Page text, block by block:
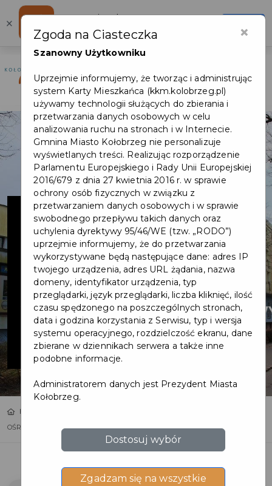
× Karta Mieszkańca
Szybciej, wygodniej, zawsze pod ręką
Logowanie/Rejestracja
OŚRODEK
SANATORYJNO
POSEJDON
Home
OŚRODEK SANATORYJNO - WYPOCZYNKOWY POSEJDON
×
Zgoda na Ciasteczka
Szanowny Użytkowniku
Uprzejmie informujemy, że tworząc i administrując
system Karty Mieszkańca (kkm.kolobrzeg.pl)
używamy technologii służących do zbierania i
przetwarzania danych osobowych w celu
analizowania ruchu na stronach i w Internecie.
Gmnina Miasto Kołobrzeg nie personalizuje
wyświetlanych treści. Realizując rozporządzenie
Parlamentu Europejskiego i Rady Unii Europejskiej
2016/679 z dnia 27 kwietnia 2016 r. w sprawie
ochrony osób fizycznych w związku z
przetwarzaniem danych osobowych i w sprawie
swobodnego przepływu takich danych oraz
uchylenia dyrektywy 95/46/WE (tzw. „RODO”)
uprzejmie informujemy, że do przetwarzania
wykorzystywane będą następujące dane: adres IP
twojego urządzenia, adres URL żądania, nazwa
domeny, identyfikator urządzenia, typ
przeglądarki, język przeglądarki, liczba kliknięć, ilość
czasu spędzonego na poszczególnych stronach,
data i godzina korzystania z Serwisu, typ i wersja
systemu operacyjnego, rozdzielczość ekranu, dane
zbierane w dziennikach serwera a także inne
podobne informacje.
Administratorem danych jest Prezydent Miasta
Kołobrzeg.
Dostosuj wybór
Zgadzam się na wszystkie